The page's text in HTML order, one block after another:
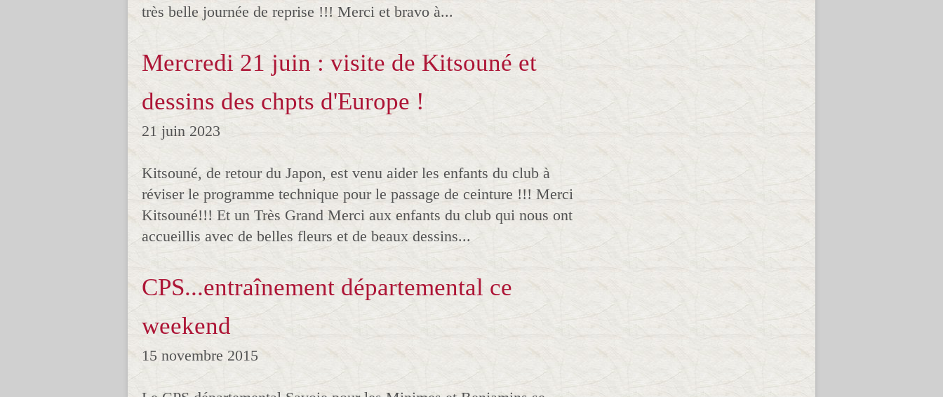
très belle journée de reprise !!! Merci et bravo à...
Mercredi 21 juin : visite de Kitsouné et
dessins des chpts d'Europe !
21 juin 2023
Kitsouné, de retour du Japon, est venu aider les enfants du club à
réviser le programme technique pour le passage de ceinture !!! Merci
Kitsouné!!! Et un Très Grand Merci aux enfants du club qui nous ont
accueillis avec de belles fleurs et de beaux dessins...
CPS...entraînement départemental ce
weekend
15 novembre 2015